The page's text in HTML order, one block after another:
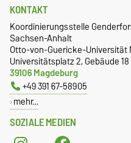
SOZIALE MEDIEN
KONTAKT
Koordinierungsstelle
Sachsen-Anhalt
Otto-von-Guericke-Universität
Universitätsplatz 2, Gebäude 18
39106 Magdeburg
+49 391 67-58905
mehr…